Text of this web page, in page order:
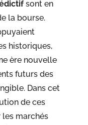
sont en
la bourse.
historiques,
ère nouvelle
futurs des
Dans cet
de ces
marchés